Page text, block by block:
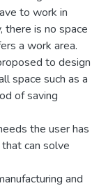
to work in
there is no space
a work area.
to design
space such as a
of saving
the user has
can solve
and